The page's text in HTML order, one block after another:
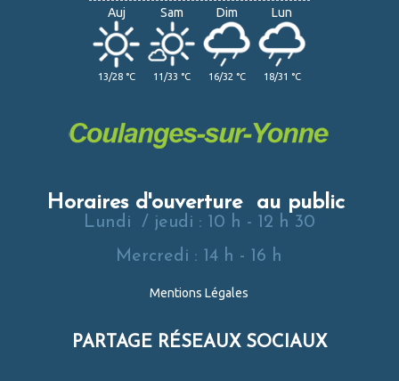
Auj
13/28 °C
Sam
11/33 °C
Dim
16/32 °C
Lun
18/31 °C
Horaires d'ouverture au public
Lundi / jeudi : 10 h - 12 h 30
Mercredi : 14 h - 16 h
Mentions Légales
PARTAGE RÉSEAUX SOCIAUX